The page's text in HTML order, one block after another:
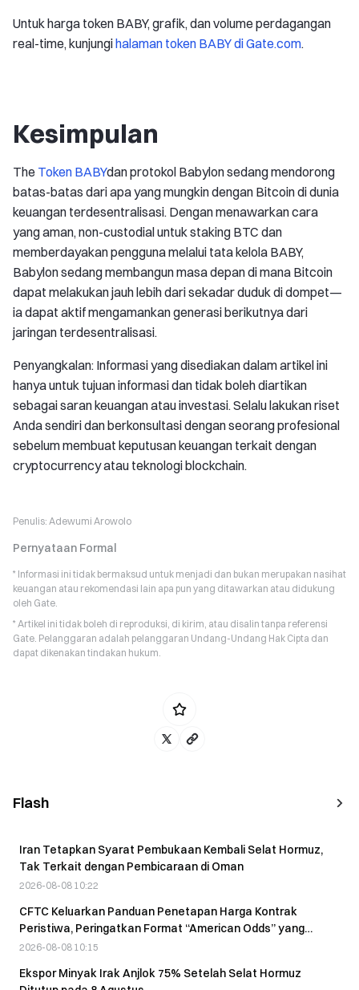
Untuk harga token BABY, grafik, dan volume perdagangan
real-time, kunjungihalaman token BABY di Gate.com.
Kesimpulan
The Token BABYdan protokol Babylon sedang mendorong
batas-batas dari apa yang mungkin dengan Bitcoin di dunia
keuangan terdesentralisasi. Dengan menawarkan cara
yang aman, non-custodial untuk staking BTC dan
memberdayakan pengguna melalui tata kelola BABY,
Babylon sedang membangun masa depan di mana Bitcoin
dapat melakukan jauh lebih dari sekadar duduk di dompet—
ia dapat aktif mengamankan generasi berikutnya dari
jaringan terdesentralisasi.
Penyangkalan: Informasi yang disediakan dalam artikel ini
hanya untuk tujuan informasi dan tidak boleh diartikan
sebagai saran keuangan atau investasi. Selalu lakukan riset
Anda sendiri dan berkonsultasi dengan seorang profesional
sebelum membuat keputusan keuangan terkait dengan
cryptocurrency atau teknologi blockchain.
Penulis: Adewumi Arowolo
Pernyataan Formal
* Informasi ini tidak bermaksud untuk menjadi dan bukan merupakan nasihat
keuangan atau rekomendasi lain apa pun yang ditawarkan atau didukung
oleh Gate.
* Artikel ini tidak boleh di reproduksi, di kirim, atau disalin tanpa referensi
Gate. Pelanggaran adalah pelanggaran Undang-Undang Hak Cipta dan
dapat dikenakan tindakan hukum.
Flash
Iran Tetapkan Syarat Pembukaan Kembali Selat Hormuz,
Tak Terkait dengan Pembicaraan di Oman
2026-08-08 10:22
CFTC Keluarkan Panduan Penetapan Harga Kontrak
Peristiwa, Peringatkan Format “American Odds” yang
Menyesatkan
2026-08-08 10:15
Ekspor Minyak Irak Anjlok 75% Setelah Selat Hormuz